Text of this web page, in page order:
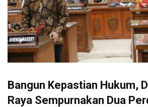
Bangun Kepastian Hukum,
Raya Sempurnakan Dua